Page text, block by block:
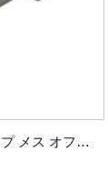
USB M PS10 MICOR USB Bタイプ メス オフセットタイプ DIP